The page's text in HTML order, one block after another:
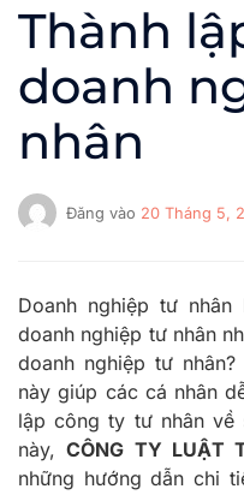
Thành
doanh
nhân
Đăng vào 20 Tháng 5,
Doanh nghiệp tư
doanh nghiệp tư nhân
doanh nghiệp tư
này giúp các cá nhân
lập công ty tư nhân về
này,CÔNG TY LUẬT
những hướng dẫn chi